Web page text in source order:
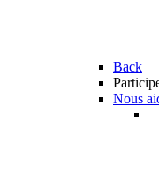
Back
Nous